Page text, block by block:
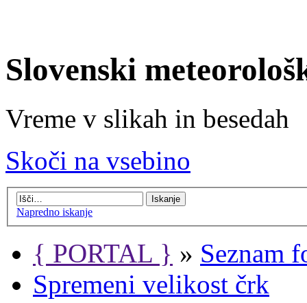
Slovenski
Vreme v slikah in besedah
Skoči na vsebino
Napredno iskanje
{ PORTAL } » Seznam
Spremeni velikost črk